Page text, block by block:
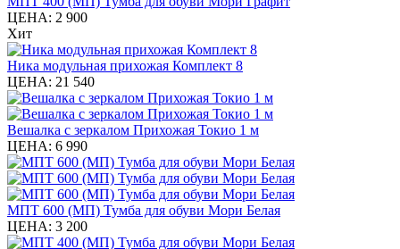
ЦЕНА: 2 900
Хит
Ника модульная прихожая Комплект 8
ЦЕНА: 21 540
Вешалка с зеркалом Прихожая Токио 1 м
ЦЕНА: 6 990
МПТ 600 (МП) Тумба для обуви Мори Белая
ЦЕНА: 3 200